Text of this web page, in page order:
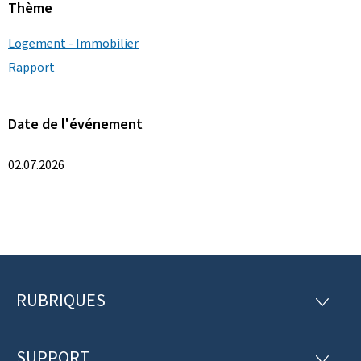
Thème
Logement - Immobilier
Rapport
Date de l'événement
02.07.2026
P
RUBRIQUES
R
R